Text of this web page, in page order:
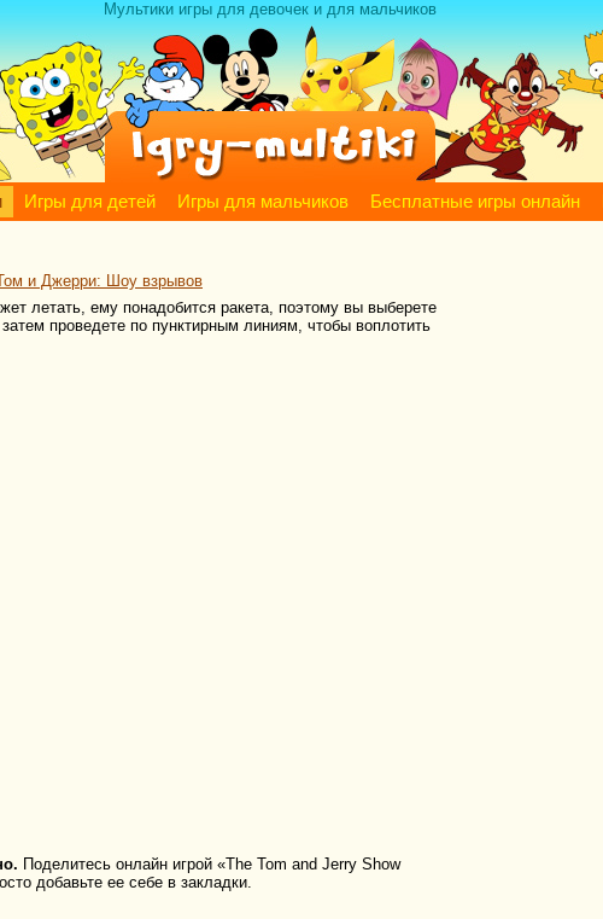
Мультики игры для девочек и для мальчиков
Игры для детей Игры для мальчиков Бесплатные игры онлайн
и Джерри: Шоу взрывов
летать, ему понадобится ракета, поэтому вы выберете
проведете по пунктирным линиям, чтобы воплотить
Поделитесь онлайн игрой «The Tom and Jerry Show
добавьте ее себе в закладки.